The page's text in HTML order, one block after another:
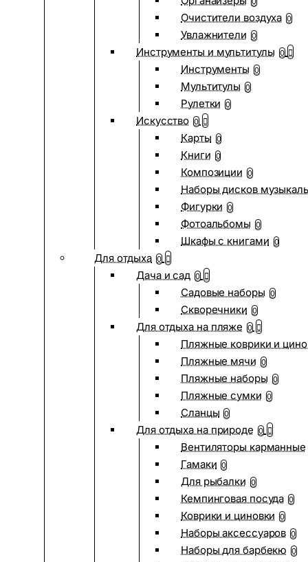
Очистители воздуха 0
Увлажнители 0
Инструменты и мультитулы 0
Инструменты 0
Мультитулы 0
Рулетки 0
Искусство 0
Карты 0
Книги 0
Композиции 0
Наборы дисков
Фигурки 0
Фотоальбомы 0
Шкафы с книгами 0
Для отдыха 0
Дача и сад 0
Садовые наборы 0
Скворечники 0
Для отдыха на пляже 0
Пляжные коврики и
Пляжные мячи 0
Пляжные наборы 0
Пляжные сумки 0
Сланцы 0
Для отдыха на природе 0
Вентиляторы карманные
Гамаки 0
Для рыбалки 0
Кемпинговая посуда 0
Коврики и циновки 0
Наборы аксессуаров 0
Наборы для барбекю 0